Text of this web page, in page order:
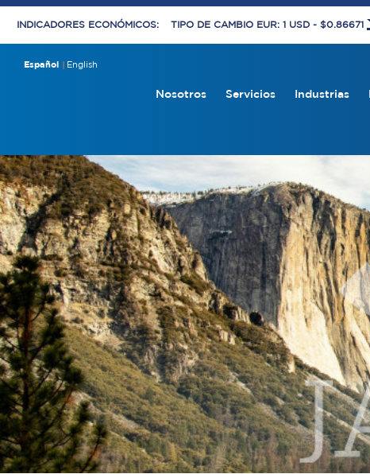
INDICADORES ECONÓMICOS: TIPO DE CAMBIO EUR: 1 USD - $0.86671
Español English
Nosotros Servicios Industrias